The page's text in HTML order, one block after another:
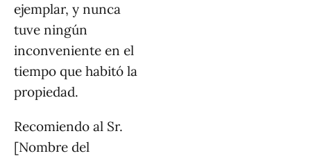
ejemplar, y nunca
tuve ningún
inconveniente en el
tiempo que habitó la
propiedad.
Recomiendo al Sr.
[Nombre del